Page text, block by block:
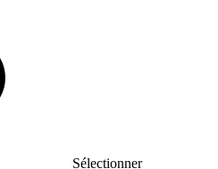
Sélectionner